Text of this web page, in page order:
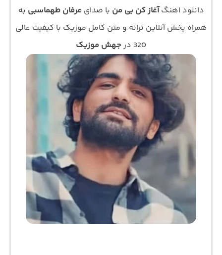
دانلود اهنگآغاز کن بی من با صدای عرفان طهماسبی به
همراه پخش آنلاین ترانه و متن کامل موزیک با کیفیت عالی
320 در
جهش موزیک